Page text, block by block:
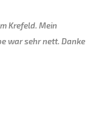
Krefeld. Mein
war sehr nett. Danke